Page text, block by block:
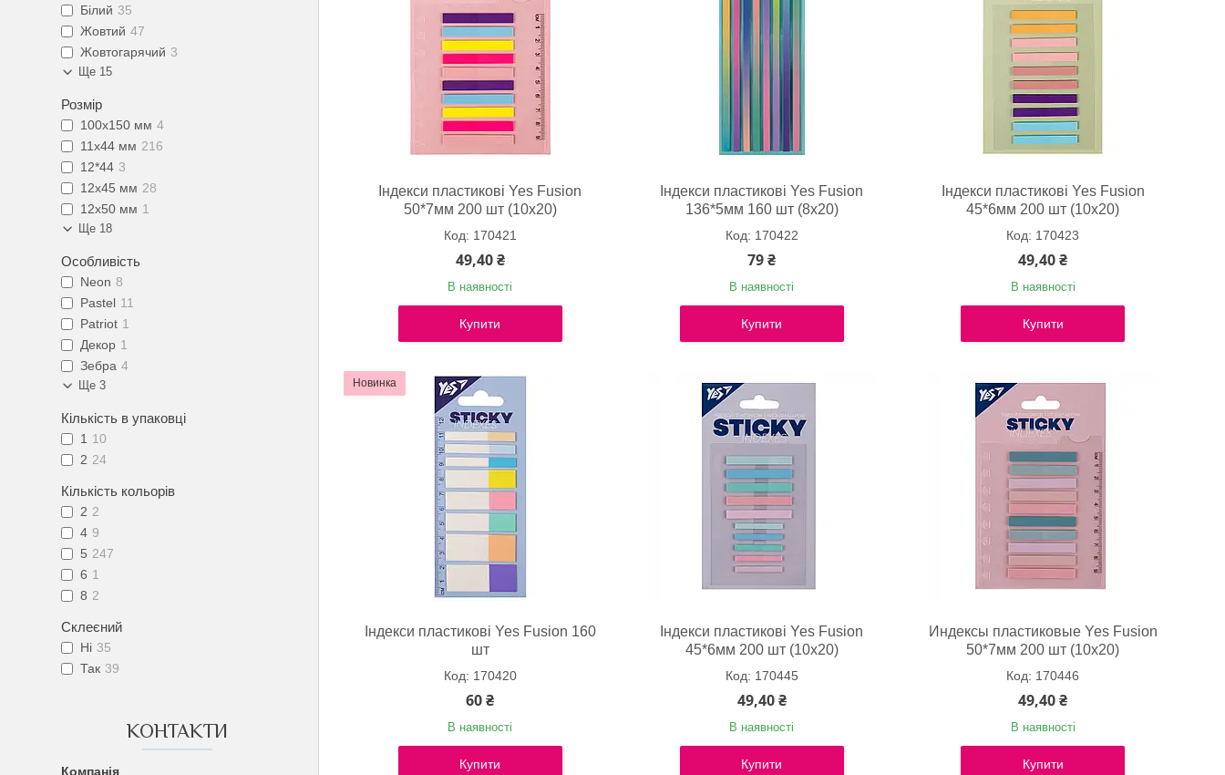
Білий 35
Жовтий 47
Жовтогарячий 3
Ще 15
Розмір
100x150 мм 4
11х44 мм 216
12*44 3
12х45 мм 28
12х50 мм 1
Ще 18
Особливість
Neon 8
Pastel 11
Patriot 1
Декор 1
Зебра 4
Ще 3
Кількість в упаковці
1 10
2 24
Кількість кольорів
2 2
4 9
5 247
6 1
8 2
Склеєний
Ні 35
Так 39
КОНТАКТИ
Індекси пластикові Yes Fusion
50*7мм 200 шт (10х20)
170421
49,40 ₴
В наявності
Купити
Індекси пластикові Yes Fusion
136*5мм 160 шт (8х20)
170422
79 ₴
В наявності
Купити
Індекси пластикові Yes Fusion
45*6мм 200 шт (10х20)
170423
49,40 ₴
В наявності
Купити
Новинка
Індекси пластикові Yes Fusion 160
шт
170420
60 ₴
В наявності
Купити
Індекси пластикові Yes Fusion
45*6мм 200 шт (10х20)
170445
49,40 ₴
В наявності
Купити
Индексы пластиковые Yes Fusion
50*7мм 200 шт (10х20)
170446
49,40 ₴
В наявності
Купити